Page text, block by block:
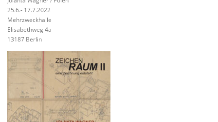
25.6.- 17.7.2022
Mehrzweckhalle
Elisabethweg 4a
13187 Berlin